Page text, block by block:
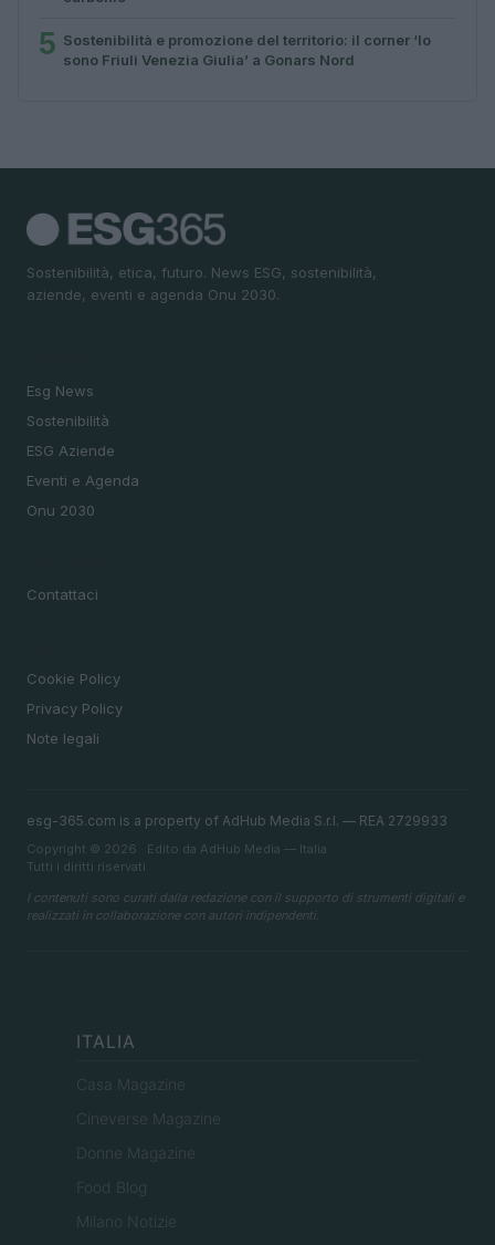
5 Sostenibilità e promozione del territorio: il corner ‘Io
sono Friuli Venezia Giulia’ a Gonars Nord
Sostenibilità, etica, futuro. News ESG, sostenibilità,
aziende, eventi e agenda Onu 2030.
Esg News
Sostenibilità
ESG Aziende
Eventi e Agenda
Onu 2030
Contattaci
Cookie Policy
Privacy Policy
Note legali
esg-365.com is a property of AdHub Media S.r.l. — REA 2729933
Copyright © 2026 · Edito da AdHub Media — Italia
Tutti i diritti riservati
I contenuti sono curati dalla redazione con il supporto di strumenti digitali e
realizzati in collaborazione con autori indipendenti.
ITALIA
Casa Magazine
Cineverse Magazine
Donne Magazine
Food Blog
Milano Notizie